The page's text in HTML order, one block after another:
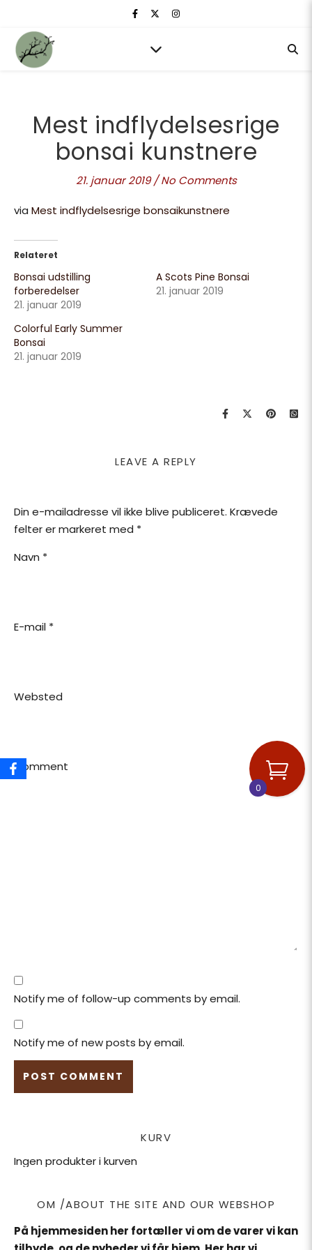
Mest indflydelsesrige
bonsai kunstnere
21. januar 2019 / No Comments
via Mest indflydelsesrige bonsaikunstnere
Relateret
Bonsai udstilling
forberedelser
21. januar 2019
A Scots Pine Bonsai
21. januar 2019
Colorful Early Summer
Bonsai
21. januar 2019
LEAVE A REPLY
Din e-mailadresse vil ikke blive publiceret. Krævede
felter er markeret med *
Navn *
E-mail *
Websted
Comment
Notify me of follow-up comments by email.
Notify me of new posts by email.
KURV
Ingen produkter i kurven
OM /ABOUT THE SITE AND OUR WEBSHOP
På hjemmesiden her fortæller vi om de varer vi kan
0